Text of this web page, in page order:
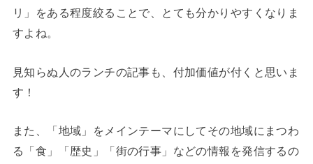
リ」をある程度絞ることで、とても分かりやすくなりま
すよね。
見知らぬ人のランチの記事も、付加価値が付くと思いま
す！
また、「地域」をメインテーマにしてその地域にまつわ
る「食」「歴史」「街の行事」などの情報を発信するの